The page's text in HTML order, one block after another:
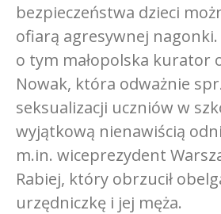
bezpieczeństwa dzieci
ofiarą agresywnej nagonki.
o tym małopolska kurator
Nowak, która odważnie
seksualizacji uczniów w
wyjątkową nienawiścią
m.in. wiceprezydent
Rabiej, który obrzucił
urzędniczkę i jej męża.